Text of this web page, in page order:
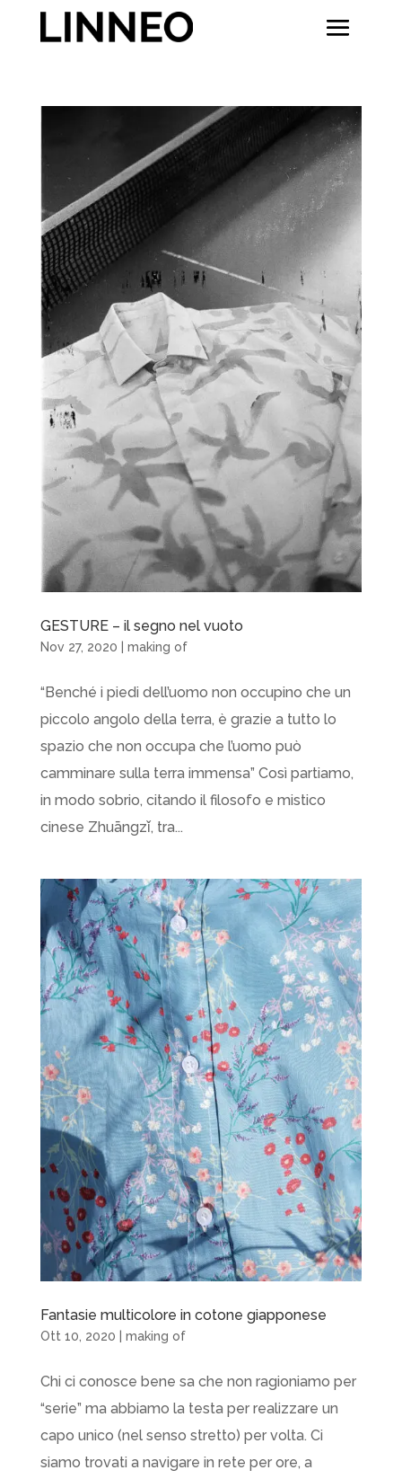
GESTURE – il segno nel vuoto
Nov 27, 2020 making of
“Benché i piedi dell’uomo non occupino che un
piccolo angolo della terra, è grazie a tutto lo
spazio che non occupa che l’uomo può
camminare sulla terra immensa” Così partiamo,
in modo sobrio, citando il filosofo e mistico
cinese Zhuāngzǐ, tra...
Fantasie multicolore in cotone giapponese
Ott 10, 2020 making of
Chi ci conosce bene sa che non ragioniamo per
“serie” ma abbiamo la testa per realizzare un
capo unico (nel senso stretto) per volta. Ci
siamo trovati a navigare in rete per ore, a